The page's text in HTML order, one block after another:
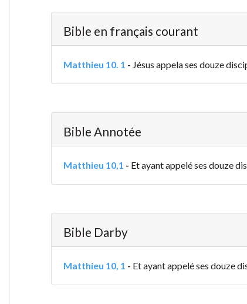
Bible en français courant
Matthieu 10. 1 - Jésus appela ses douze
Bible Annotée
Matthieu 10,1 - Et ayant appelé ses douze
Bible Darby
Matthieu 10, 1 - Et ayant appelé ses douze